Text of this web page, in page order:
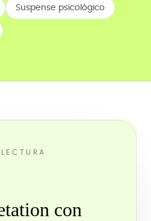
Suspense psicológico
con